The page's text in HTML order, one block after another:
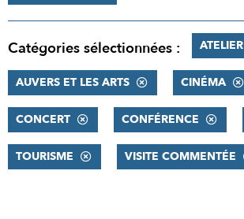
Catégories sélectionnées : ATELIER
AUVERS ET LES ARTS CINÉMA
CONCERT CONFÉRENCE
TOURISME VISITE COMMENTÉE